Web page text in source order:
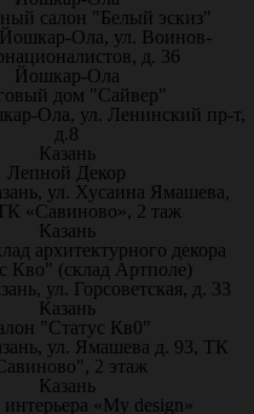
салон "Белый эскиз"
Йошкар-Ола, ул. Воинов-
д. 36
Йошкар-Ола
дом "Сайвер"
Ола, ул. Ленинский пр-т,
д.8
Казань
Лепной Декор
ул. Хусаина Ямашева,
«Савиново», 2 таж
Казань
архитектурного декора
Кво" (склад Артполе)
ул. Горсоветская, д. 33
Казань
"Статус Кв0"
ул. Ямашева д. 93, ТК
2 этаж
Казань
«My design»